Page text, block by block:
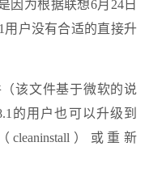
因为根据联想6月24日
用户没有合适的直接升
该文件基于微软的说
的用户也可以升级到
cleaninstall）或重新